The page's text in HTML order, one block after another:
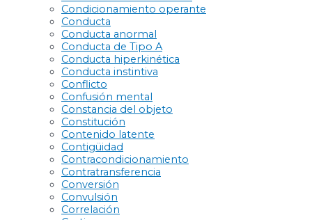
Condicionamiento operante
Conducta
Conducta anormal
Conducta de Tipo A
Conducta hiperkinética
Conducta instintiva
Conflicto
Confusión mental
Constancia del objeto
Constitución
Contenido latente
Contigüidad
Contracondicionamiento
Contratransferencia
Conversión
Convulsión
Correlación